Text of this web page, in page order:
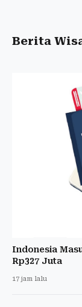
Berita
Indonesia
Rp327 Juta
17 jam lalu